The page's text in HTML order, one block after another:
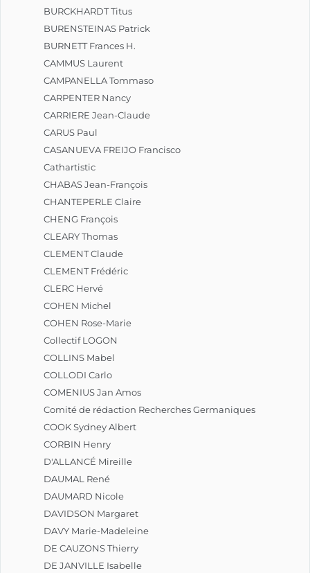
BURCKHARDT Titus
BURENSTEINAS Patrick
BURNETT Frances H.
CAMMUS Laurent
CAMPANELLA Tommaso
CARPENTER Nancy
CARRIERE Jean-Claude
CARUS Paul
CASANUEVA FREIJO Francisco
Cathartistic
CHABAS Jean-François
CHANTEPERLE Claire
CHENG François
CLEARY Thomas
CLEMENT Claude
CLEMENT Frédéric
CLERC Hervé
COHEN Michel
COHEN Rose-Marie
Collectif LOGON
COLLINS Mabel
COLLODI Carlo
COMENIUS Jan Amos
Comité de rédaction Recherches Germaniques
COOK Sydney Albert
CORBIN Henry
D'ALLANCÉ Mireille
DAUMAL René
DAUMARD Nicole
DAVIDSON Margaret
DAVY Marie-Madeleine
DE CAUZONS Thierry
DE JANVILLE Isabelle